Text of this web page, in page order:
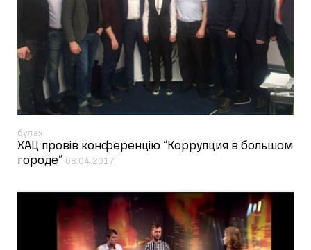
булах
ХАЦ провів конференцію “Коррупция в большом
городе” 08.04.2017